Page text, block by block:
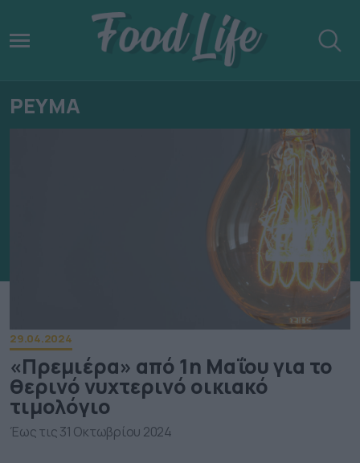
ΡΕΥΜΑ
29.04.2024
«Πρεμιέρα» από 1η Μαΐου για το
θερινό νυχτερινό οικιακό
τιμολόγιο
Έως τις 31 Οκτωβρίου 2024